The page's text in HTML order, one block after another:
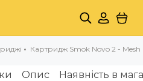
Картридж Smok Novo 2 -
Опис Наявність в